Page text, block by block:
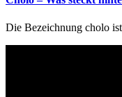
Die Bezeichnung cholo